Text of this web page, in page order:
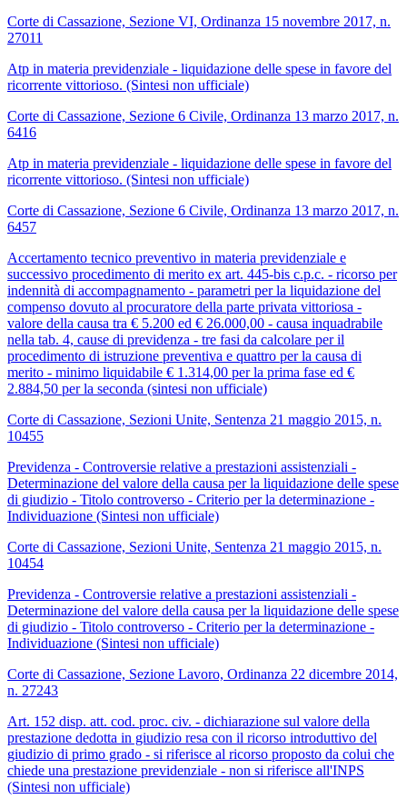
Corte di Cassazione, Sezione VI, Ordinanza 15 novembre 2017, n.
27011
Atp in materia previdenziale - liquidazione delle spese in favore del
ricorrente vittorioso. (Sintesi non ufficiale)
Corte di Cassazione, Sezione 6 Civile, Ordinanza 13 marzo 2017, n.
6416
Atp in materia previdenziale - liquidazione delle spese in favore del
ricorrente vittorioso. (Sintesi non ufficiale)
Corte di Cassazione, Sezione 6 Civile, Ordinanza 13 marzo 2017, n.
6457
Accertamento tecnico preventivo in materia previdenziale e
successivo procedimento di merito ex art. 445-bis c.p.c. - ricorso per
indennità di accompagnamento - parametri per la liquidazione del
compenso dovuto al procuratore della parte privata vittoriosa -
valore della causa tra € 5.200 ed € 26.000,00 - causa inquadrabile
nella tab. 4, cause di previdenza - tre fasi da calcolare per il
procedimento di istruzione preventiva e quattro per la causa di
merito - minimo liquidabile € 1.314,00 per la prima fase ed €
2.884,50 per la seconda (sintesi non ufficiale)
Corte di Cassazione, Sezioni Unite, Sentenza 21 maggio 2015, n.
10455
Previdenza - Controversie relative a prestazioni assistenziali -
Determinazione del valore della causa per la liquidazione delle spese
di giudizio - Titolo controverso - Criterio per la determinazione -
Individuazione (Sintesi non ufficiale)
Corte di Cassazione, Sezioni Unite, Sentenza 21 maggio 2015, n.
10454
Previdenza - Controversie relative a prestazioni assistenziali -
Determinazione del valore della causa per la liquidazione delle spese
di giudizio - Titolo controverso - Criterio per la determinazione -
Individuazione (Sintesi non ufficiale)
Corte di Cassazione, Sezione Lavoro, Ordinanza 22 dicembre 2014,
n. 27243
Art. 152 disp. att. cod. proc. civ. - dichiarazione sul valore della
prestazione dedotta in giudizio resa con il ricorso introduttivo del
giudizio di primo grado - si riferisce al ricorso proposto da colui che
chiede una prestazione previdenziale - non si riferisce all'INPS
(Sintesi non ufficiale)